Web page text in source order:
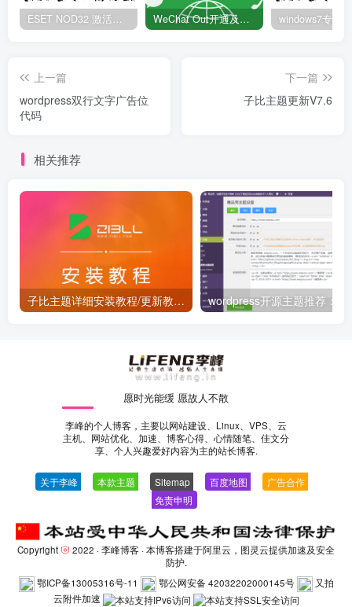
WeChat Out开通及充值方法
上一篇
wordpress双行文字广告位
代码
下一篇
子比主题更新V7.6
相关推荐
子比主题详细安装教程/更新教程/首次配置指南 【新手必看】
愿时光能缓 愿故人不散
李峰的个人博客，主要以网站建设、Linux、VPS、云
主机、网站优化、加速、博客心得、心情随笔、佳文分
享、个人兴趣爱好内容为主的站长博客.
关于李峰 本款主题 Sitemap 百度地图 广告合作
免责申明
Copyright 2022 ·李峰博客· 本博客搭建于阿里云，图灵云提供加速及安全
防护.
鄂ICP备13005316号-11
鄂公网安备 42032202000145号
又拍
云附件加速